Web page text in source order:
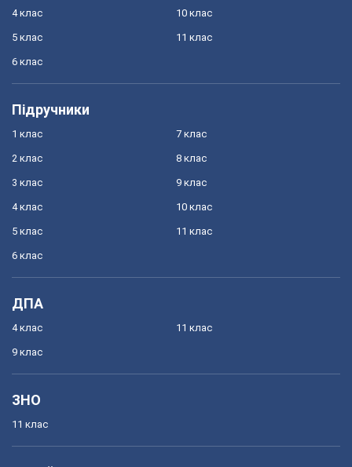
4 клас
5 клас
6 клас
10 клас
11 клас
Підручники
1 клас
2 клас
3 клас
4 клас
5 клас
6 клас
7 клас
8 клас
9 клас
10 клас
11 клас
ДПА
4 клас
9 клас
11 клас
ЗНО
11 клас